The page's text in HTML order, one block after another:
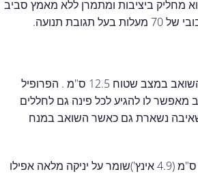
מחליק ביציבות ומתמרן ללא מאמץ סביב
תנועה.
עיצוב שטוח יותר. גובה השואב במצב שטוח 12.5 ס"מ . הפרופיל
מאפשר לו להגיע לכל פינה גם לחללים
נשארת גם כאשר השואב במנח
העיצוב השטוח של 12.5 ס"מ (4.9 אינץ')שומר על יניקה מלאה אפילו